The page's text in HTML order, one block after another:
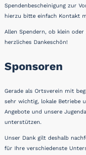
Spendenbescheinigung zur
hierzu bitte einfach Kontakt
Allen Spendern, ob klein
herzliches Dankeschön!
Sponsoren
Gerade als Ortsverein mit
sehr wichtig, lokale Betriebe
Angebote und unsere
unterstützen.
Unser Dank gilt deshalb
für Ihre verschiedenste